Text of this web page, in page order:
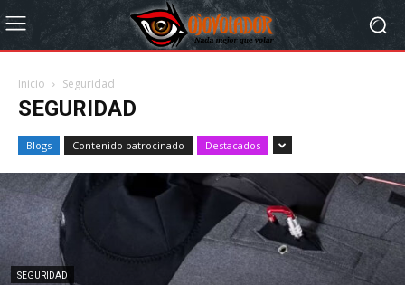
Inicio Seguridad
SEGURIDAD
Blogs Contenido patrocinado Destacados
SEGURIDAD